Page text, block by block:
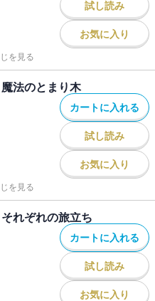
試し読み
お気に入り
を見る
法のとまり木
カートに入れる
試し読み
お気に入り
を見る
れぞれの旅立ち
カートに入れる
試し読み
お気に入り